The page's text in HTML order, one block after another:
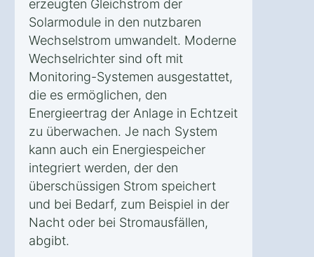
erzeugten Gleichstrom der
Solarmodule in den nutzbaren
Wechselstrom umwandelt. Moderne
Wechselrichter sind oft mit
Monitoring-Systemen ausgestattet,
die es ermöglichen, den
Energieertrag der Anlage in Echtzeit
zu überwachen. Je nach System
kann auch ein Energiespeicher
integriert werden, der den
überschüssigen Strom speichert
und bei Bedarf, zum Beispiel in der
Nacht oder bei Stromausfällen,
abgibt.